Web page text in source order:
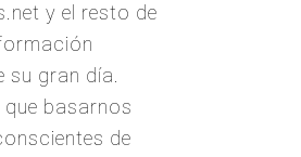
y el resto de
gran día.
basarnos
de